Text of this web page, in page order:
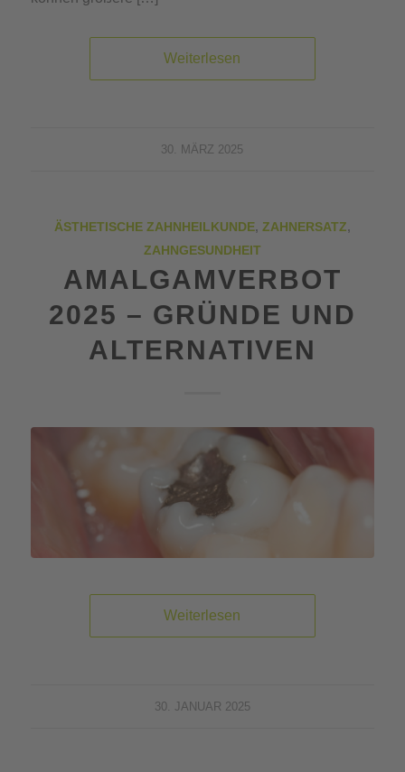
Weiterlesen
30. MÄRZ 2025
ÄSTHETISCHE ZAHNHEILKUNDE, ZAHNERSATZ,
ZAHNGESUNDHEIT
AMALGAMVERBOT
2025 – GRÜNDE UND
ALTERNATIVEN
Weiterlesen
30. JANUAR 2025